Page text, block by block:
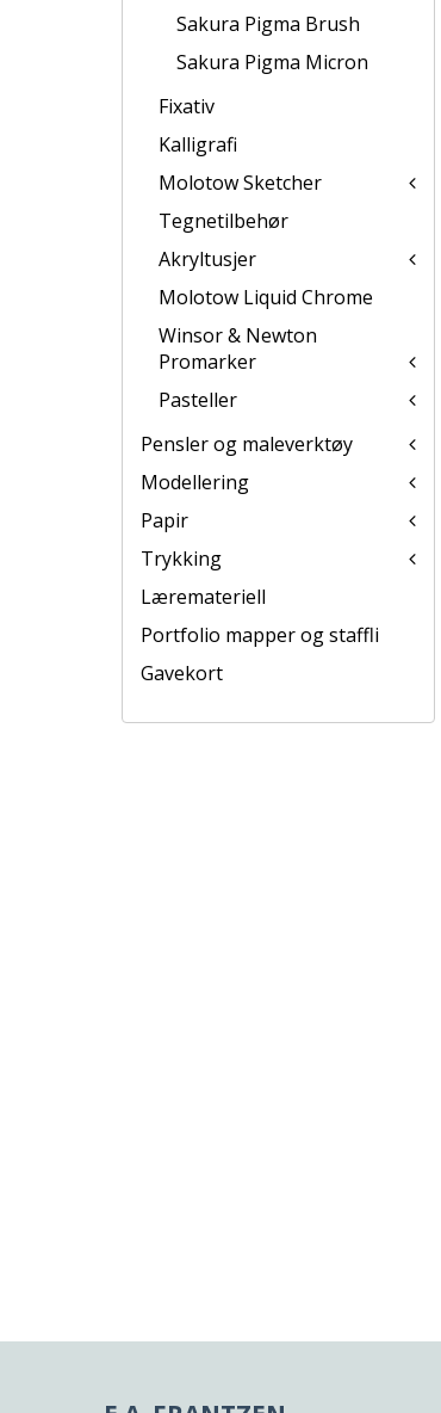
Sakura Pigma Brush
Sakura Pigma Micron
Fixativ
Kalligrafi
Molotow Sketcher
Tegnetilbehør
Akryltusjer
Molotow Liquid Chrome
Winsor & Newton
Promarker
Pasteller
Pensler og maleverktøy
Modellering
Papir
Trykking
Læremateriell
Portfolio mapper og staffli
Gavekort